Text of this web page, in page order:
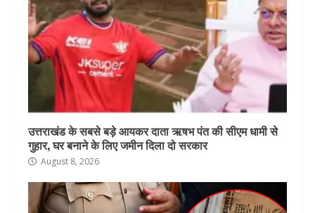
उत्तराखंड के सबसे बड़े आयकर दाता ऋषभ पंत की सीएम धामी से
गुहार, घर बनाने के लिए जमीन दिला दो सरकार
August 8, 2026